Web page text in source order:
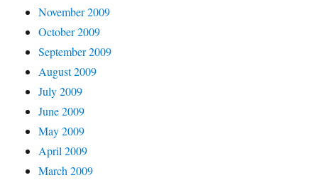
November 2009
October 2009
September 2009
August 2009
July 2009
June 2009
May 2009
April 2009
March 2009